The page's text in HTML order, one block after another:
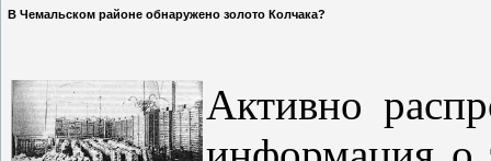
В Чемальском районе обнаружено золото Колчака?
Активно